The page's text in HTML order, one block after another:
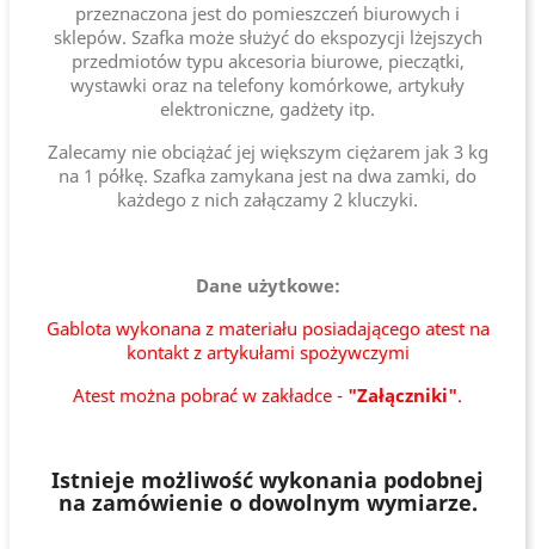
przeznaczona jest do pomieszczeń biurowych i
sklepów. Szafka może służyć do ekspozycji lżejszych
przedmiotów typu akcesoria biurowe, pieczątki,
wystawki oraz na telefony komórkowe, artykuły
elektroniczne, gadżety itp.
Zalecamy nie obciążać jej większym ciężarem jak 3 kg
na 1 półkę. Szafka zamykana jest na dwa zamki, do
każdego z nich załączamy 2 kluczyki.
Dane użytkowe:
Gablota wykonana z materiału posiadającego atest na
kontakt z artykułami spożywczymi
Atest można pobrać w zakładce - "Załączniki".
Istnieje możliwość wykonania podobnej
na zamówienie o dowolnym wymiarze.